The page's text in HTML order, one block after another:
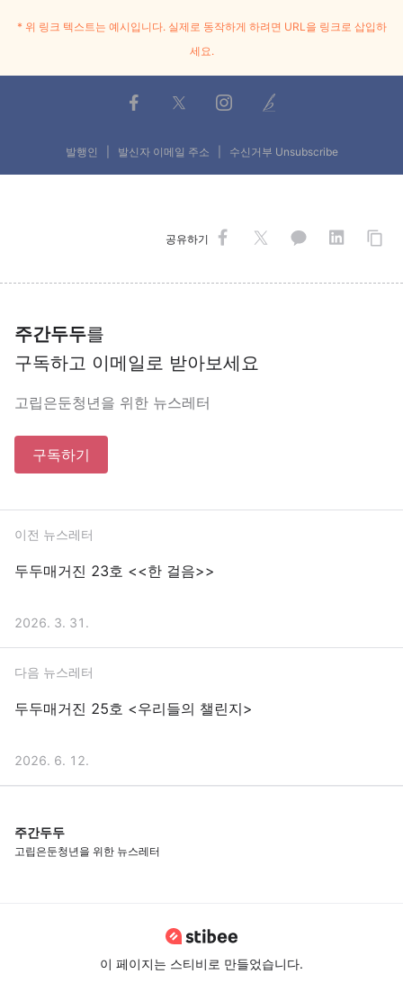
* 위 링크 텍스트는 예시입니다. 실제로 동작하게 하려면 URL을 링크로 삽입하
세요.
발행인 | 발신자 이메일 주소 | 수신거부 Unsubscribe
공유하기
주간두두를
구독하고 이메일로 받아보세요
고립은둔청년을 위한 뉴스레터
구독하기
이전 뉴스레터
두두매거진 23호 <<한 걸음>>
2026. 3. 31.
다음 뉴스레터
두두매거진 25호 <우리들의 챌린지>
2026. 6. 12.
주간두두
고립은둔청년을 위한 뉴스레터
이 페이지는 스티비로 만들었습니다.